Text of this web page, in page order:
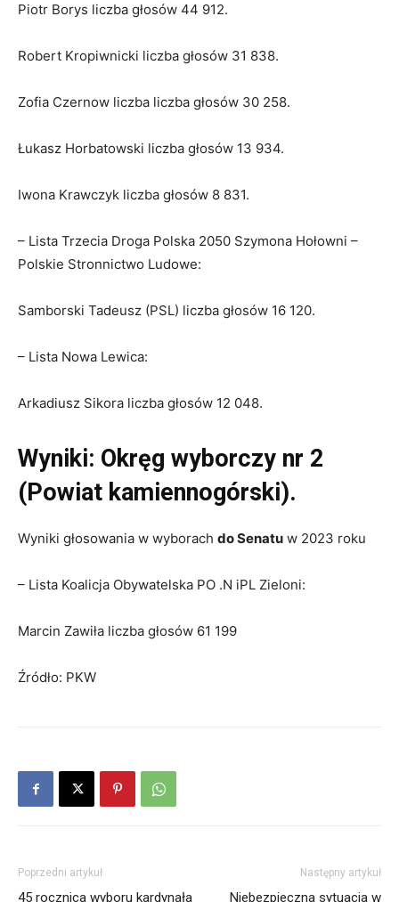
Piotr Borys liczba głosów 44 912.
Robert Kropiwnicki liczba głosów 31 838.
Zofia Czernow liczba liczba głosów 30 258.
Łukasz Horbatowski liczba głosów 13 934.
Iwona Krawczyk liczba głosów 8 831.
– Lista Trzecia Droga Polska 2050 Szymona Hołowni –
Polskie Stronnictwo Ludowe:
Samborski Tadeusz (PSL) liczba głosów 16 120.
– Lista Nowa Lewica:
Arkadiusz Sikora liczba głosów 12 048.
Wyniki: Okręg wyborczy nr 2
(Powiat kamiennogórski).
Wyniki głosowania w wyborach do Senatu w 2023 roku
– Lista Koalicja Obywatelska PO .N iPL Zieloni:
Marcin Zawiła liczba głosów 61 199
Źródło: PKW
Poprzedni artykuł
45 rocznica wyboru kardynała
Następny artykuł
Niebezpieczna sytuacja w